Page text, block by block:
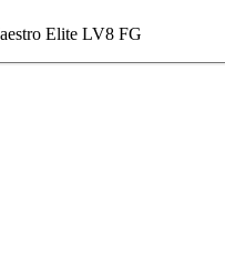
Elite LV8 FG